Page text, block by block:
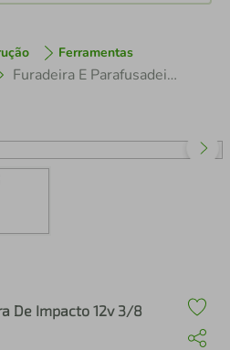
Ferramentas
Furadeira E Parafusadeira De Impacto 12v 3/8 Makita Hp332dz
De Impacto 12v 3/8